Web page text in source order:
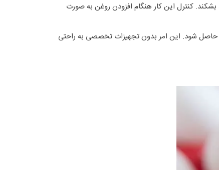
کنترل این کار هنگام افزودن روغن به صورت
حاصل شود. این امر بدون تجهیزات تخصصی به راحتی